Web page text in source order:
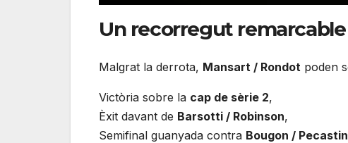
Un recorregut
Malgrat la derrota, Mansart / Rondot poden
Victòria sobre la cap de sèrie 2,
Èxit davant de Barsotti / Robinson,
Semifinal guanyada contra Bougon /